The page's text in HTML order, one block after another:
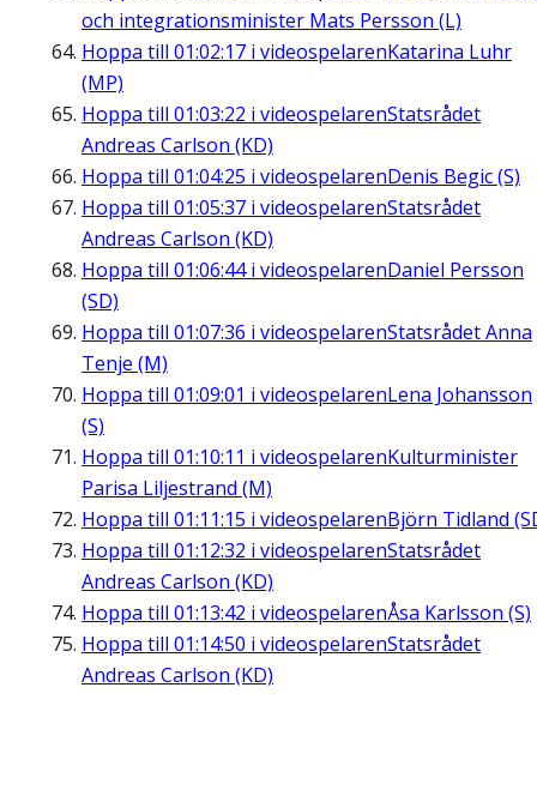
och integrationsminister Mats Persson (L)
Hoppa till 01:02:17 i videospelarenKatarina Luhr
(MP)
Hoppa till 01:03:22 i videospelarenStatsrådet
Andreas Carlson (KD)
Hoppa till 01:04:25 i videospelarenDenis Begic (S)
Hoppa till 01:05:37 i videospelarenStatsrådet
Andreas Carlson (KD)
Hoppa till 01:06:44i videospelarenDaniel Persson
(SD)
Hoppa till 01:07:36 i videospelarenStatsrådet Anna
Tenje (M)
Hoppa till 01:09:01 i videospelarenLena Johansson
(S)
Hoppa till 01:10:11 i videospelarenKulturminister
Parisa Liljestrand (M)
Hoppa till 01:11:15 i videospelarenBjörn Tidland
Hoppa till 01:12:32 i videospelarenStatsrådet
Andreas Carlson (KD)
Hoppa till 01:13:42 i videospelarenÅsa Karlsson (S)
Hoppa till 01:14:50 i videospelarenStatsrådet
Andreas Carlson (KD)